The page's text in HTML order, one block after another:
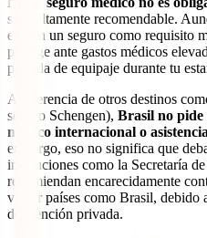
sí es altamente recomendable.
exigen un seguro como requisito
protege ante gastos médicos
pérdida de equipaje durante tu
A diferencia de otros destinos
seguro Schengen), Brasil no pide
médico internacional o
embargo, eso no significa que
instituciones como la Secretaría
recomiendan encarecidamente
visitar países como Brasil, debido
de atención privada.